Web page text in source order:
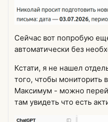
Сейчас вот попробую
автоматически без
Кстати, я не нашел
того, чтобы мониторить
Максимум - можно
там увидеть что есть